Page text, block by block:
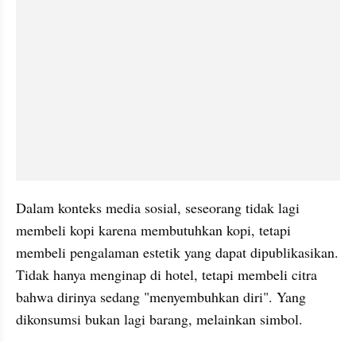
Dalam konteks media sosial, seseorang tidak lagi
membeli kopi karena membutuhkan kopi, tetapi
membeli pengalaman estetik yang dapat dipublikasikan.
Tidak hanya menginap di hotel, tetapi membeli citra
bahwa dirinya sedang "menyembuhkan diri". Yang
dikonsumsi bukan lagi barang, melainkan simbol.